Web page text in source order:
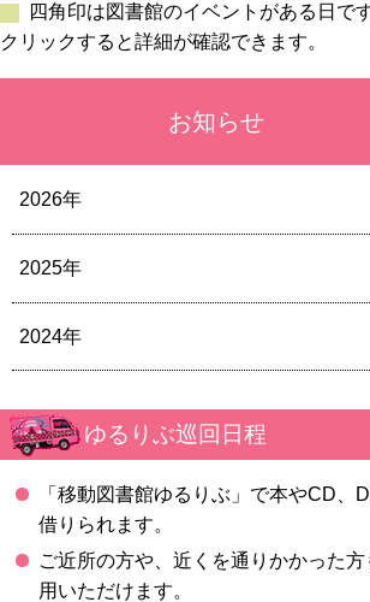
四角印は図書館のイベントがある日です
クリックすると詳細が確認できます。
お知らせ
2026年
2025年
2024年
ゆるりぶ巡回日程
「移動図書館ゆるりぶ」で本やCD、
借りられます。
ご近所の方や、近くを通りかかった方
用いただけます。